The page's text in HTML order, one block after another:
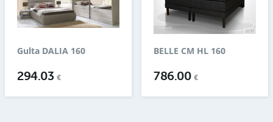
Gulta DALIA 160
294.03€
BELLE CM HL 160
786.00€